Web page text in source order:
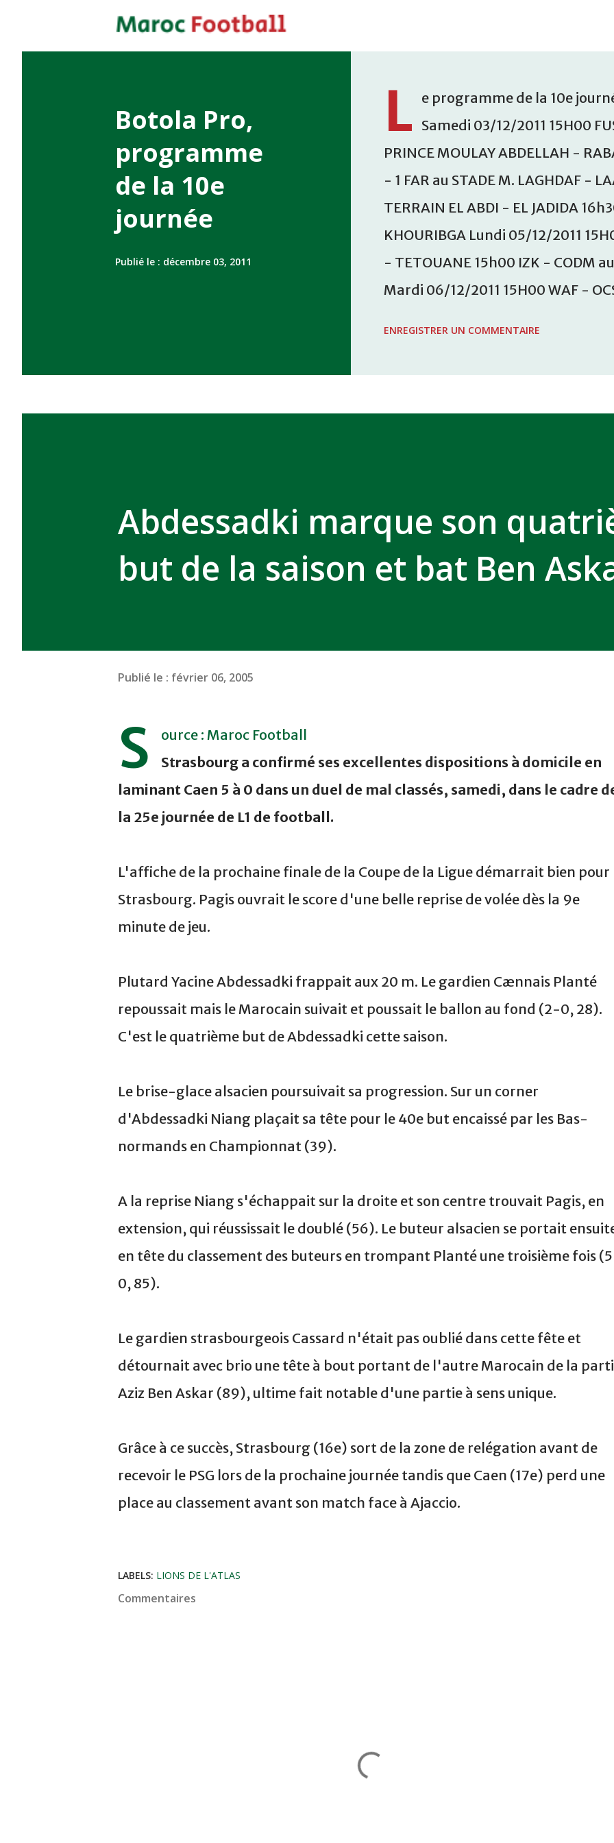
Botola Pro,
programme
de la 10e
journée
Publié le : décembre 03, 2011
L e programme de la 10e
Samedi 03/12/2011 15H00
PRINCE MOULAY ABDELLAH -
- 1 FAR au STADE M. LAGHDAF -
TERRAIN EL ABDI - EL JADIDA
KHOURIBGA Lundi 05/12/2011
- TETOUANE 15h00 IZK - CODM
Mardi 06/12/2011 15H00 WAF -
ENREGISTRER UN COMMENTAIRE
Abdessadki marque son
but de la saison et bat Ben
Publié le : février 06, 2005
S
ource : Maroc Football
Strasbourg a confirmé ses excellentes dispositions à domicile en
laminant Caen 5 à 0 dans un duel de mal classés, samedi, dans le cadre
la 25e journée de L1 de football.
L'affiche de la prochaine finale de la Coupe de la Ligue démarrait bien pour
Strasbourg. Pagis ouvrait le score d'une belle reprise de volée dès la 9e
minute de jeu.
Plutard Yacine Abdessadki frappait aux 20 m. Le gardien Cænnais Planté
repoussait mais le Marocain suivait et poussait le ballon au fond (2-0, 28).
C'est le quatrième but de Abdessadki cette saison.
Le brise-glace alsacien poursuivait sa progression. Sur un corner
d'Abdessadki Niang plaçait sa tête pour le 40e but encaissé par les Bas-
normands en Championnat (39).
A la reprise Niang s'échappait sur la droite et son centre trouvait Pagis, en
extension, qui réussissait le doublé (56). Le buteur alsacien se portait
en tête du classement des buteurs en trompant Planté une troisième fois
0, 85).
Le gardien strasbourgeois Cassard n'était pas oublié dans cette fête et
détournait avec brio une tête à bout portant de l'autre Marocain de la
Aziz Ben Askar (89), ultime fait notable d'une partie à sens unique.
Grâce à ce succès, Strasbourg (16e) sort de la zone de relégation avant de
recevoir le PSG lors de la prochaine journée tandis que Caen (17e) perd une
place au classement avant son match face à Ajaccio.
LABELS: LIONS DE L'ATLAS
Commentaires